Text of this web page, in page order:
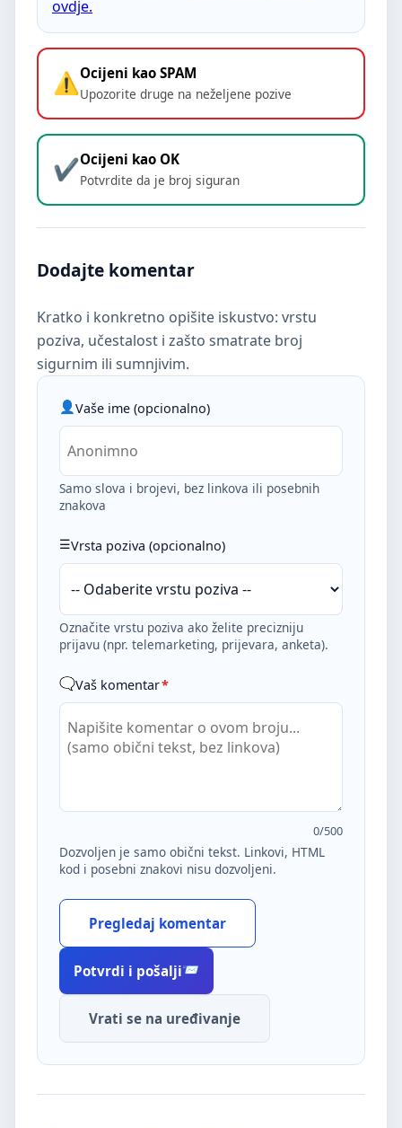
ovdje.
Ocijeni kao SPAM
Upozorite druge na neželjene pozive
Ocijeni kao OK
Potvrdite da je broj siguran
Dodajte komentar
Kratko i konkretno opišite iskustvo: vrstu
poziva, učestalost i zašto smatrate broj
sigurnim ili sumnjivim.
Vaše ime (opcionalno)
Samo slova i brojevi, bez linkova ili posebnih
znakova
Vrsta poziva (opcionalno)
Označite vrstu poziva ako želite precizniju
prijavu (npr. telemarketing, prijevara, anketa).
Vaš komentar*
0/500
Dozvoljen je samo obični tekst. Linkovi, HTML
kod i posebni znakovi nisu dozvoljeni.
Pregledaj komentar
Potvrdi i pošalji
Vrati se na uređivanje